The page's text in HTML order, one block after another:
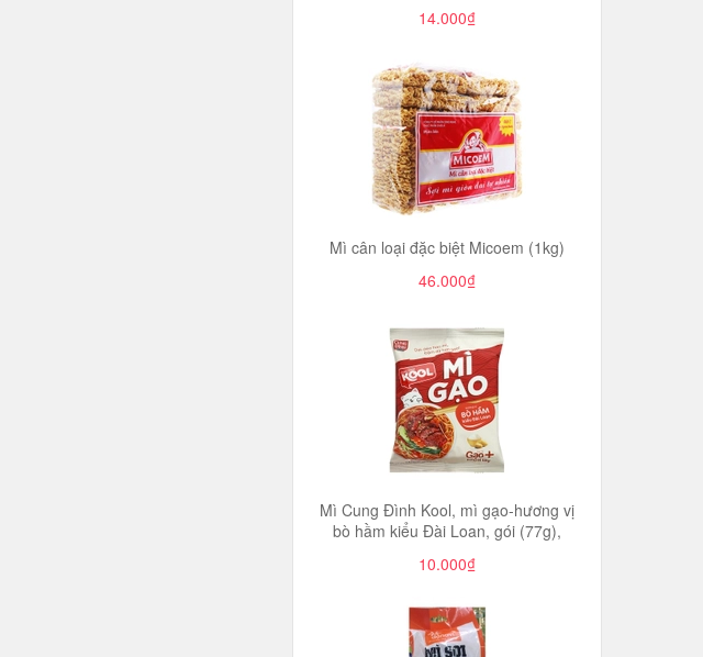
14.000₫
Mì cân loại đặc biệt Micoem (1kg)
46.000₫
Mì Cung Đình Kool, mì gạo-hương vị
bò hầm kiểu Đài Loan, gói (77g),
10.000₫